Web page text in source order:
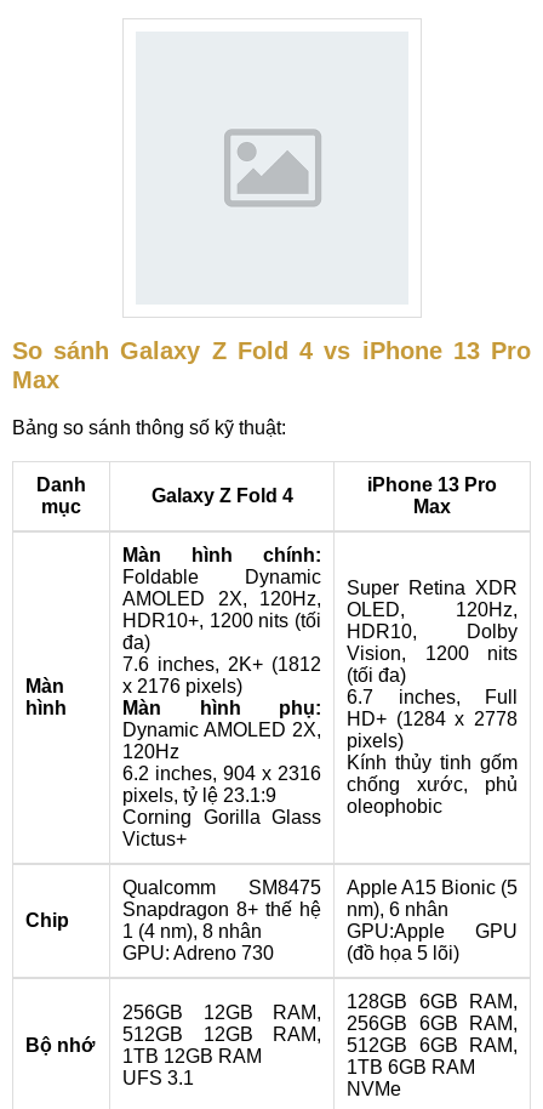
So sánh Galaxy Z Fold 4 vs iPhone 13 Pro
Max
Bảng so sánh thông số kỹ thuật:
Danh
mục
Galaxy Z Fold 4
iPhone 13 Pro
Max
Màn
hình
Màn hình chính:
Foldable Dynamic
AMOLED 2X, 120Hz,
HDR10+, 1200 nits (tối
đa)
7.6 inches, 2K+ (1812
x 2176 pixels)
Màn hình phụ:
Dynamic AMOLED 2X,
120Hz
6.2 inches, 904 x 2316
pixels, tỷ lệ 23.1:9
Corning Gorilla Glass
Victus+
Super Retina XDR
OLED, 120Hz,
HDR10, Dolby
Vision, 1200 nits
(tối đa)
6.7 inches, Full
HD+ (1284 x 2778
pixels)
Kính thủy tinh gốm
chống xước, phủ
oleophobic
Chip
Qualcomm SM8475
Snapdragon 8+ thế hệ
1 (4 nm), 8 nhân
GPU: Adreno 730
Apple A15 Bionic (5
nm), 6 nhân
GPU:Apple GPU
(đồ họa 5 lõi)
Bộ nhớ
256GB 12GB RAM,
512GB 12GB RAM,
1TB 12GB RAM
UFS 3.1
128GB 6GB RAM,
256GB 6GB RAM,
512GB 6GB RAM,
1TB 6GB RAM
NVMe